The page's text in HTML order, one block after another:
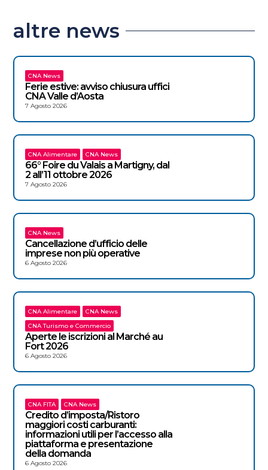
altre news
CNA News
Ferie estive: avviso chiusura uffici
CNA Valle d’Aosta
7 Agosto 2026
CNA Alimentare CNA News
66° Foire du Valais a Martigny, dal
2 all’11 ottobre 2026
7 Agosto 2026
CNA News
Cancellazione d’ufficio delle
imprese non più operative
6 Agosto 2026
CNA Alimentare
CNA News
CNA Turismo e Commercio
Aperte le iscrizioni al Marché au
Fort 2026
6 Agosto 2026
CNA FITA CNA News
Credito d’imposta/Ristoro
maggiori costi carburanti:
informazioni utili per l’accesso alla
piattaforma e presentazione
della domanda
6 Agosto 2026